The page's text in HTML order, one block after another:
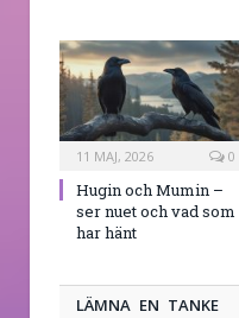
11 MAJ, 2026 0
Hugin och Mumin –
ser nuet och vad som
har hänt
LÄMNA EN TANKE